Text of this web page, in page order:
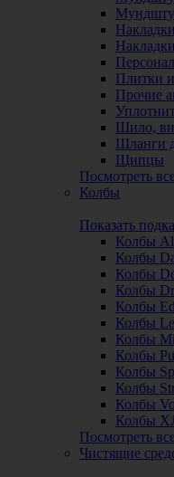
Плитки
Прочие
Шило,
Шланги
Щипцы
Посмотреть
Колбы
Показать
Колбы
Колбы
Колбы
Колбы
Колбы
Колбы
Колбы
Колбы
Колбы
Колбы
Колбы
Колбы
Посмотреть
Чистящие